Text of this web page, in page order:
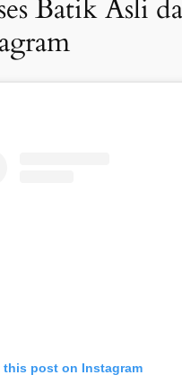
Batik Asli
this post on Instagram